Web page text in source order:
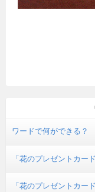
ワードで何ができる？
「花のプレゼントカー
「花のプレゼントカー